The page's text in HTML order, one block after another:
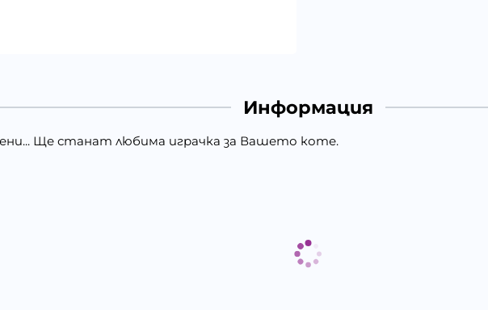
Информация
Ще станат любима играчка за Вашето коте.